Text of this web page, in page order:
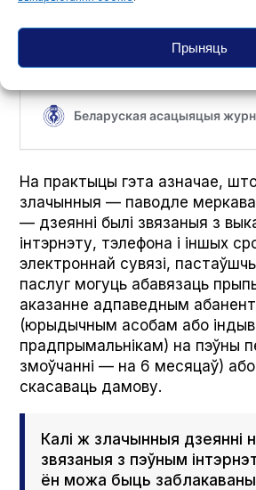
Прыняць
На практыцы гэта азначае,
злачынныя — паводле
— дзеянні былі звязаныя з
інтэрнэту, тэлефона і іншых
электроннай сувязі,
паслуг могуць абавязаць
аказанне адпаведным
(юрыдычным асобам або
прадпрымальнікам) на пэўны
змоўчанні — на 6 месяцаў) або
скасаваць дамову.
Калі ж злачынныя дзеянні
звязаныя з пэўным
ён можа быць